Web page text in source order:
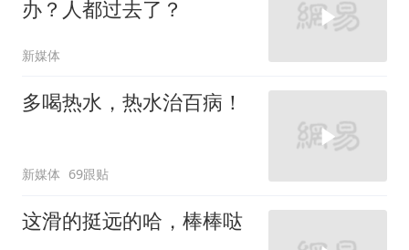
办？人都过去了？
新媒体
多喝热水，热水治百病！
新媒体 69跟贴
这滑的挺远的哈，棒棒哒